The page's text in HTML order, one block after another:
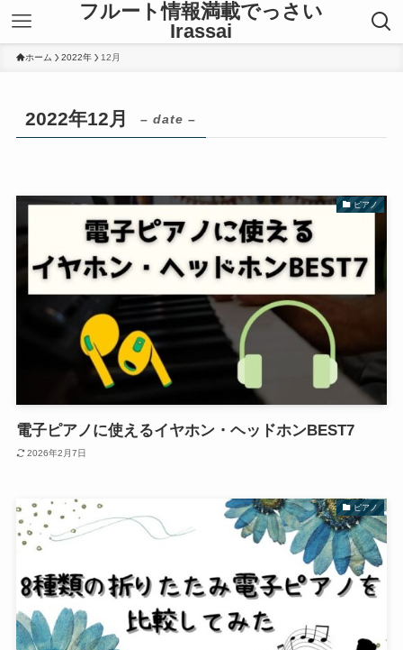
フルート情報満載でっさい
Irassai
ホーム 2022年 12月
2022年12月 – date –
ピアノ
電子ピアノに使えるイヤホン・ヘッドホンBEST7
2026年2月7日
ピアノ